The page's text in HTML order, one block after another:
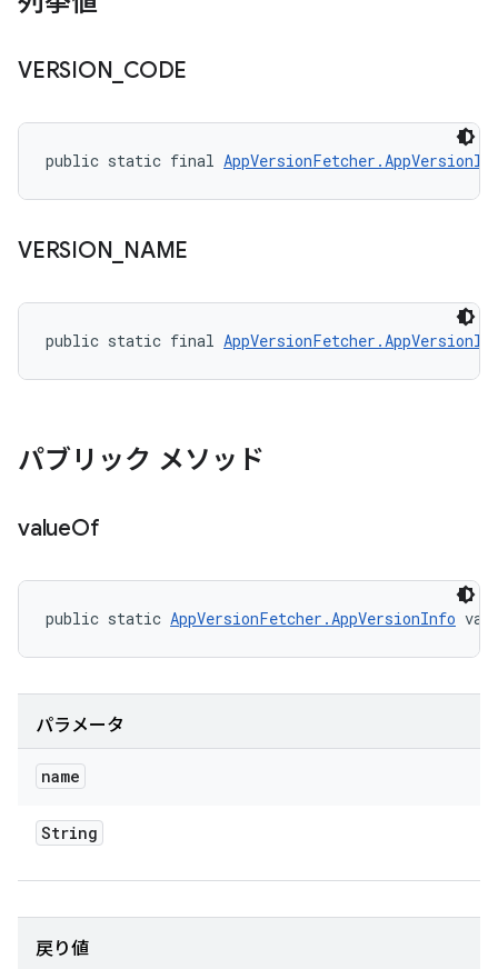
VERSION CODE
public static final
VERSION NAME
public static final
パブリック メソッド
valueOf
public static AppVersionFetcher.AppVersionInfo
パラメータ
name
String
戻り値